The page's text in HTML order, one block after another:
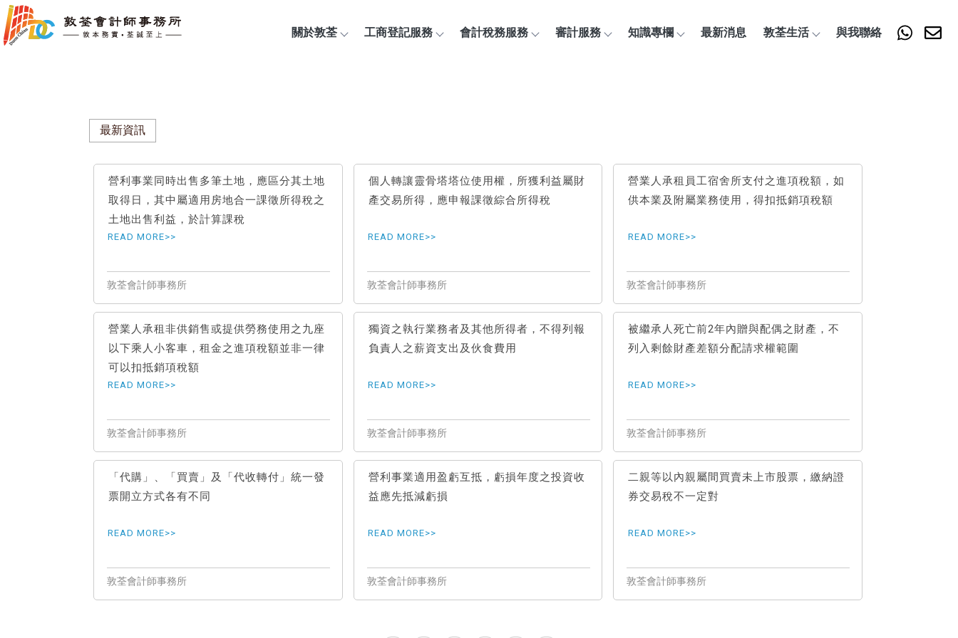
關於敦荃 工商登記服務 會計稅務服務 審計服務 知識專欄 最新消息 敦荃生活 與我聯絡
最新資訊
營利事業同時出售多筆土地，應區分其土地
取得日，其中屬適用房地合一課徵所得稅之
土地出售利益，於計算課稅
個人轉讓靈骨塔塔位使用權，所獲利益屬財
產交易所得，應申報課徵綜合所得稅
營業人承租員工宿舍所支付之進項稅額，如
供本業及附屬業務使用，得扣抵銷項稅額
營業人承租非供銷售或提供勞務使用之九座
以下乘人小客車，租金之進項稅額並非一律
可以扣抵銷項稅額
獨資之執行業務者及其他所得者，不得列報
負責人之薪資支出及伙食費用
被繼承人死亡前2年內贈與配偶之財產，不
列入剩餘財產差額分配請求權範圍
「代購」、「買賣」及「代收轉付」統一發
票開立方式各有不同
營利事業適用盈虧互抵，虧損年度之投資收
益應先抵減虧損
二親等以內親屬間買賣未上市股票，繳納證
券交易稅不一定對